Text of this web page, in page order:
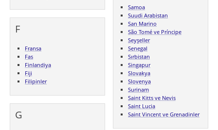
F
Fransa
Fas
Finlandiya
Fiji
Filipinler
G
Samoa
Suudi Arabistan
San Marino
São Tomé ve Príncipe
Seyşeller
Senegal
Sırbistan
Singapur
Slovakya
Slovenya
Surinam
Saint Kitts ve Nevis
Saint Lucia
Saint Vincent ve Grenadinler